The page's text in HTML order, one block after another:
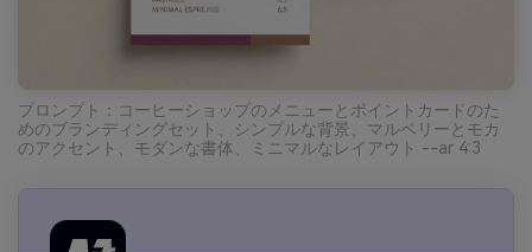
プロンプト：コーヒーショップのメニューとポイントカードのた
めのブランディングセット、シンプルな背景、マルベリーとモカ
のアクセント、モダンな書体、ミニマルなレイアウト --ar 4:3